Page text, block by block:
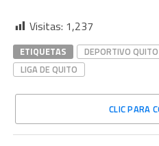
Visitas: 1,237
ETIQUETAS DEPORTIVO QUITO
LIGA DE QUITO
CLIC PARA